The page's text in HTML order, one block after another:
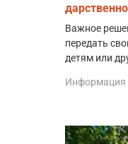
Важное
передать
детям или
Информация